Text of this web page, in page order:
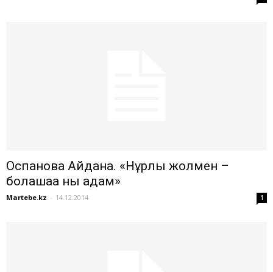
Оспанова Айдана. «Нұрлы жолмен –
болашаққа нық қадам»
Martebe.kz - 14.12.2014 1